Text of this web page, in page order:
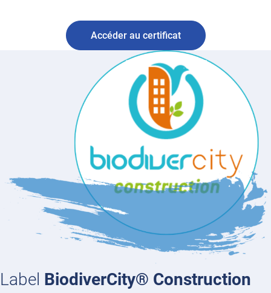
Accéder au certificat
Label BiodiverCity® Construction